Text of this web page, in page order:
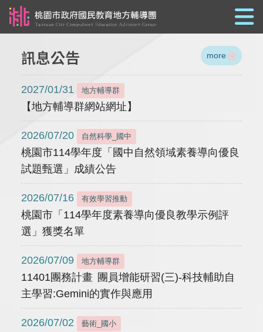
訊息公告 more
2027/01/31 地方輔導群
【地方輔導群網站網址】
2026/07/20 自然科學_國中
桃園市114學年度「國中自然領域素養導向優良
試題甄選」成績公告
2026/07/16 有效學習推動
桃園市「114學年度素養導向優良教學示例評
選」獲獎名單
2026/07/09 地方輔導群
11401團務計畫 團員增能研習(三)-科技輔助自
主學習:Gemini的實作與應用
2026/07/02 藝術_國小